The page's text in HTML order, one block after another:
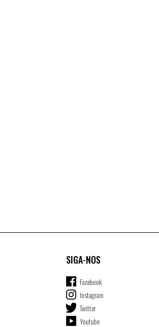
SIGA-NOS
Facebook
Instagram
Twitter
Youtube